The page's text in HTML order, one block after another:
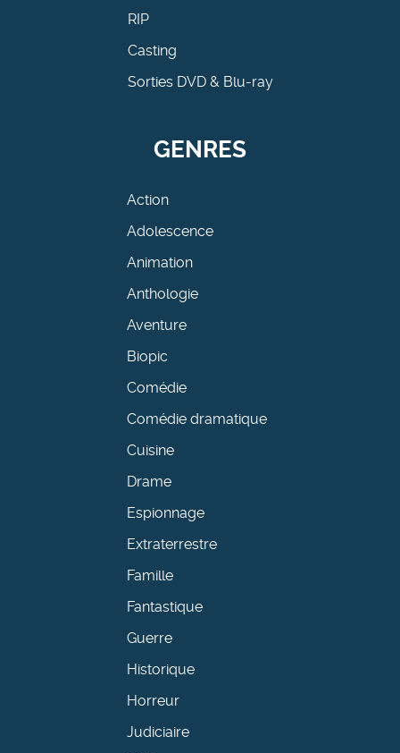
RIP
Casting
Sorties DVD & Blu-ray
GENRES
Action
Adolescence
Animation
Anthologie
Aventure
Biopic
Comédie
Comédie dramatique
Cuisine
Drame
Espionnage
Extraterrestre
Famille
Fantastique
Guerre
Historique
Horreur
Judiciaire